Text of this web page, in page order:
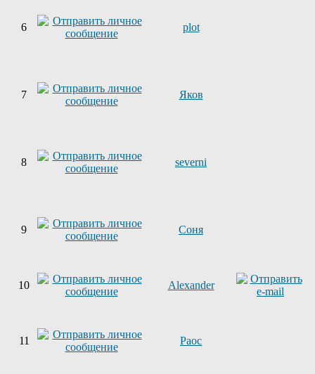
6 plot
7 Яков
8 severni
9 Соня
10 Alexander
11 Раос